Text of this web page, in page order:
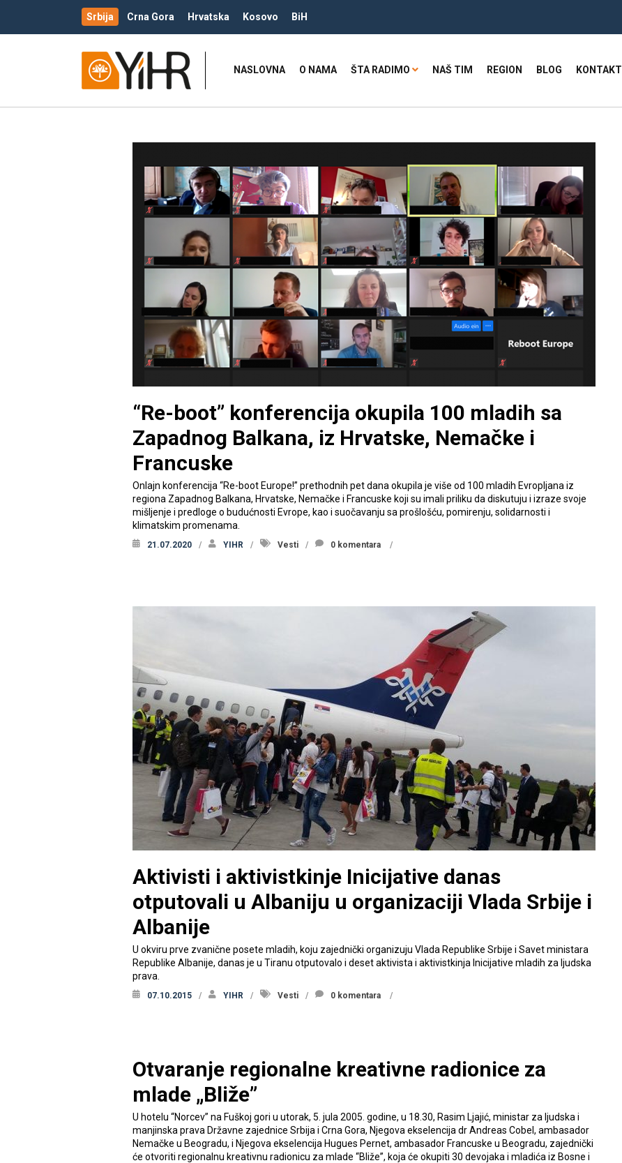
Srbija Crna Gora Hrvatska Kosovo BiH
NASLOVNA O NAMA ŠTA RADIMO NAŠ TIM REGION BLOG KONTAKT
“Re-boot” konferencija okupila 100 mladih sa
Zapadnog Balkana, iz Hrvatske, Nemačke i
Francuske
Onlajn konferencija “Re-boot Europe!” prethodnih pet dana okupila je više od 100 mladih Evropljana iz
regiona Zapadnog Balkana, Hrvatske, Nemačke i Francuske koji su imali priliku da diskutuju i izraze svoje
mišljenje i predloge o budućnosti Evrope, kao i suočavanju sa prošlošću, pomirenju, solidarnosti i
klimatskim promenama.
21.07.2020 YIHR Vesti 0 komentara
Aktivisti i aktivistkinje Inicijative danas
otputovali u Albaniju u organizaciji Vlada Srbije i
Albanije
U okviru prve zvanične posete mladih, koju zajednički organizuju Vlada Republike Srbije i Savet ministara
Republike Albanije, danas je u Tiranu otputovalo i deset aktivista i aktivistkinja Inicijative mladih za ljudska
prava.
07.10.2015 YIHR Vesti 0 komentara
Otvaranje regionalne kreativne radionice za
mlade „Bliže”
U hotelu “Norcev” na Fuškoj gori u utorak, 5. jula 2005. godine, u 18.30, Rasim Ljajić, ministar za ljudska i
manjinska prava Državne zajednice Srbija i Crna Gora, Njegova ekselencija dr Andreas Cobel, ambasador
Nemačke u Beogradu, i Njegova ekselencija Hugues Pernet, ambasador Francuske u Beogradu, zajednički
će otvoriti regionalnu kreativnu radionicu za mlade “Bliže”, koja će okupiti 30 devojaka i mladića iz Bosne i